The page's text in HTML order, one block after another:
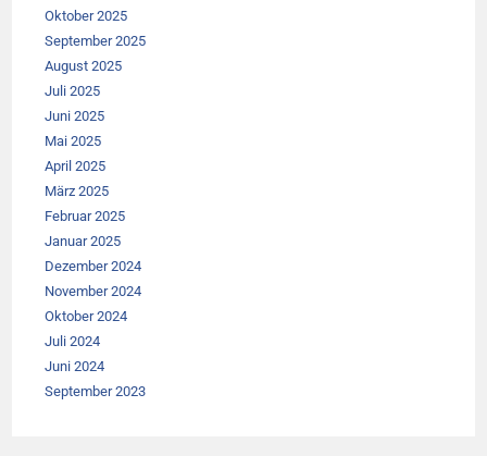
Oktober 2025
September 2025
August 2025
Juli 2025
Juni 2025
Mai 2025
April 2025
März 2025
Februar 2025
Januar 2025
Dezember 2024
November 2024
Oktober 2024
Juli 2024
Juni 2024
September 2023